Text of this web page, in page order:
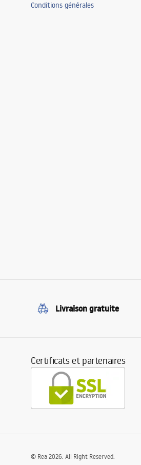
Conditions générales
Livraison gratuite
Certificats et partenaires
© Rea 2026. All Right Reserved.